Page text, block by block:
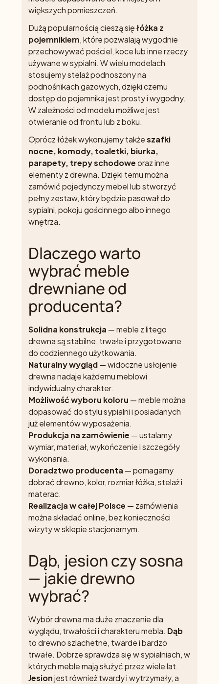
większych pomieszczeń.
Dużą popularnością cieszą sięłóżka z
pojemnikiem, które pozwalają wygodnie
przechowywać pościel, koce lub inne rzeczy
używane w sypialni. W wielu modelach
stosujemy stelaż podnoszony na
podnośnikach gazowych, dzięki czemu
dostęp do pojemnika jest prosty i wygodny.
W zależności od modelu możliwe jest
otwieranie od frontu lub z boku.
Oprócz łóżek wykonujemy takżeszafki
nocne, komody, toaletki, biurka,
parapety, trepy schodoweoraz inne
elementy z drewna. Dzięki temu można
zamówić pojedynczy mebel lub stworzyć
pełny zestaw, który będzie pasował do
sypialni, pokoju gościnnego albo innego
wnętrza.
Dlaczego warto
wybrać meble
drewniane od
producenta?
Solidna konstrukcja — meble z litego
drewna są stabilne, trwałe i przygotowane
do codziennego użytkowania.
Naturalny wygląd— widoczne usłojenie
drewna nadaje każdemu meblowi
indywidualny charakter.
Możliwość wyboru koloru — meble można
dopasować do stylu sypialni i posiadanych
już elementów wyposażenia.
Produkcja na zamówienie — ustalamy
wymiar, materiał, wykończenie i szczegóły
wykonania.
Doradztwo producenta — pomagamy
dobrać drewno, kolor, rozmiar łóżka, stelaż i
materac.
Realizacja w całej Polsce — zamówienia
można składać online, bez konieczności
wizyty w sklepie stacjonarnym.
Dąb, jesion czy sosna
— jakie drewno
wybrać?
Wybór drewna ma duże znaczenie dla
wyglądu, trwałości i charakteru mebla. Dąb
to drewno szlachetne, twarde i bardzo
trwałe. Dobrze sprawdza się w sypialniach, w
których meble mają służyć przez wiele lat.
Jesionjest również twardy i wytrzymały, a